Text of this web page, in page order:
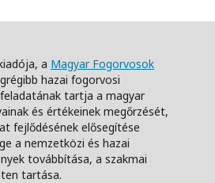
a Magyar Fogorvosok
hazai fogorvosi
tartja a magyar
és értékeinek megőrzését,
fejlődésének elősegítése
a nemzetközi és hazai
továbbítása, a szakmai
tartása.